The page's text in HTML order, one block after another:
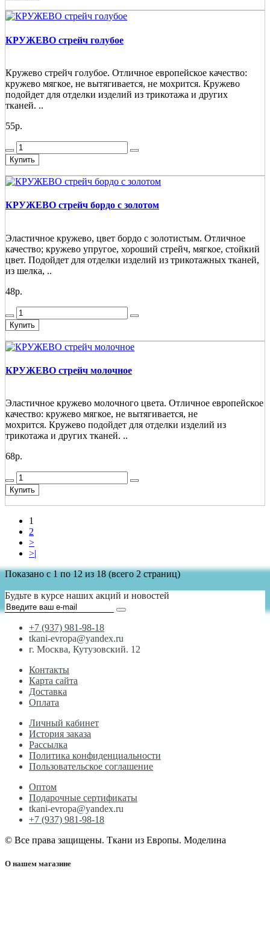
КРУЖЕВО стрейч голубое
Кружево стрейч голубое. Отличное европейское качество:
кружево мягкое, не вытягивается, не мохрится. Кружево
подойдет для отделки изделий из трикотажа и других
тканей. ..
55р.
Купить
КРУЖЕВО стрейч бордо с золотом
Эластичное кружево, цвет бордо с золотистым. Отличное
качество; кружево упругое, хороший стрейч, мягкое, стойкий
цвет. Подойдет для отделки изделий из трикотажных тканей,
из шелка, ..
48р.
Купить
КРУЖЕВО стрейч молочное
Эластичное кружево молочного цвета. Отличное европейское
качество: кружево мягкое, не вытягивается, не
мохрится. Кружево подойдет для отделки изделий из
трикотажа и других тканей. ..
68р.
Купить
1
2
>
>|
Показано с 1 по 12 из 18 (всего 2 страниц)
Будьте в курсе наших акций и новостей
+7 (937) 981-98-18
tkani-evropa@yandex.ru
г. Москва, Кутузовский. 12
Контакты
Карта сайта
Доставка
Оплата
Личный кабинет
История заказа
Рассылка
Политика конфиденциальности
Пользовательское соглашение
Оптом
Подарочные сертификаты
tkani-evropa@yandex.ru
+7 (937) 981-98-18
© Все права защищены. Ткани из Европы. Моделина
О нашем магазине